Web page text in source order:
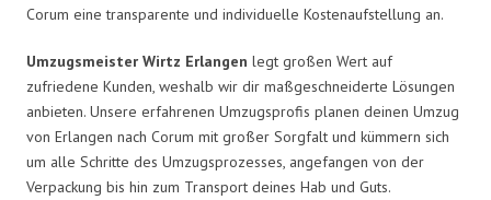
Corum eine transparente und individuelle Kostenaufstellung an.
Umzugsmeister Wirtz Erlangen legt großen Wert auf
zufriedene Kunden, weshalb wir dir maßgeschneiderte Lösungen
anbieten. Unsere erfahrenen Umzugsprofis planen deinen Umzug
von Erlangen nach Corum mit großer Sorgfalt und kümmern sich
um alle Schritte des Umzugsprozesses, angefangen von der
Verpackung bis hin zum Transport deines Hab und Guts.